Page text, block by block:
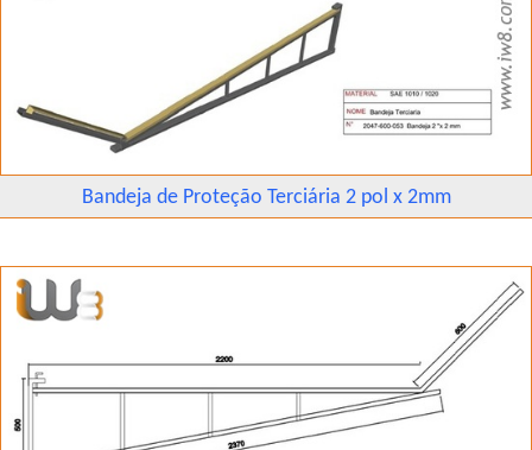
Bandeja de Proteção Terciária 2 pol x 2mm